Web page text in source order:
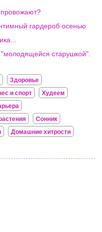
гардероб осенью
старушкой".
Здоровье
и спорт
Худеем
Сонник
Домашние хитрости